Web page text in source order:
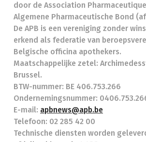
door de Association
Algemene Pharmaceutische Bond
De APB is een vereniging zonder
erkend als federatie van
Belgische officina apothekers.
Maatschappelijke zetel:
Brussel.
BTW-nummer: BE 406.753.266
Ondernemingsnummer:
E-mail: apbnews@apb.be
Telefoon: 02 285 42 00
Technische diensten worden